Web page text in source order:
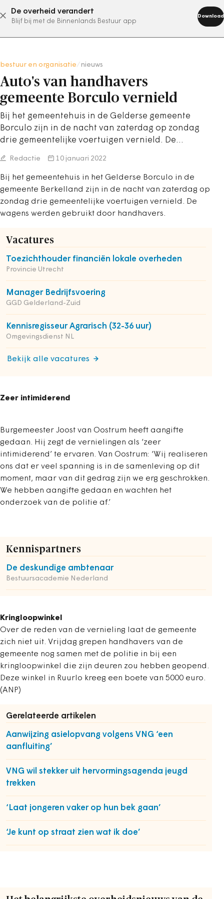
De overheid verandert
Blijf bij met de Binnenlands Bestuur app
Download
abonneer nu
bestuur en organisatie nieuws
Auto's van handhavers
gemeente Borculo vernield
Bij het gemeentehuis in de Gelderse gemeente
Borculo zijn in de nacht van zaterdag op zondag
drie gemeentelijke voertuigen vernield. De…
Redactie 10 januari 2022
Bij het gemeentehuis in het Gelderse Borculo in de
gemeente Berkelland zijn in de nacht van zaterdag op
zondag drie gemeentelijke voertuigen vernield. De
wagens werden gebruikt door handhavers.
Vacatures
Toezichthouder financiën lokale overheden
Provincie Utrecht
Manager Bedrijfsvoering
GGD Gelderland-Zuid
Kennisregisseur Agrarisch (32-36 uur)
Omgevingsdienst NL
Bekijk alle vacatures
Zeer intimiderend
Burgemeester Joost van Oostrum heeft aangifte
gedaan. Hij zegt de vernielingen als ‘zeer
intimiderend’ te ervaren. Van Oostrum: ‘Wij realiseren
ons dat er veel spanning is in de samenleving op dit
moment, maar van dit gedrag zijn we erg geschrokken.
We hebben aangifte gedaan en wachten het
onderzoek van de politie af.’
Kennispartners
De deskundige ambtenaar
Bestuursacademie Nederland
Kringloopwinkel
Over de reden van de vernieling laat de gemeente
zich niet uit. Vrijdag grepen handhavers van de
gemeente nog samen met de politie in bij een
kringloopwinkel die zijn deuren zou hebben geopend.
Deze winkel in Ruurlo kreeg een boete van 5000 euro.
(ANP)
Gerelateerde artikelen
Aanwijzing asielopvang volgens VNG ‘een
aanfluiting’
VNG wil stekker uit hervormingsagenda jeugd
trekken
‘Laat jongeren vaker op hun bek gaan’
‘Je kunt op straat zien wat ik doe’